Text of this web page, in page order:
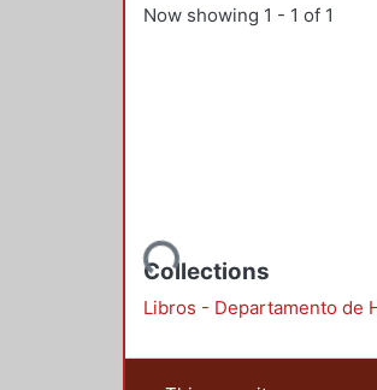
Now showing 1 - 1 of 1
Loading...
Collections
Libros - Departamento de